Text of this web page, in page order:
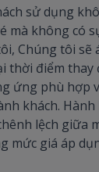
sử dụng
mà không có
Chúng tôi sẽ
thời điểm thay
ứng phù hợp
khách. Hành
lệch giữa
mức giá áp